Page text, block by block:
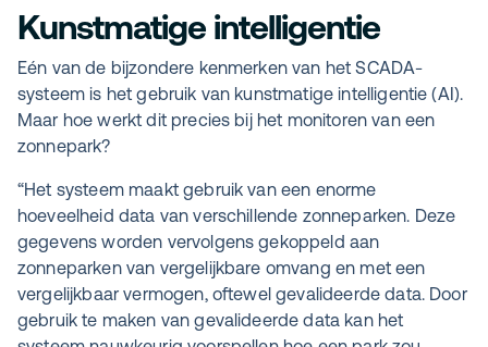
Kunstmatige intelligentie
Eén van de bijzondere kenmerken van het SCADA-
systeem is het gebruik van kunstmatige intelligentie (AI).
Maar hoe werkt dit precies bij het monitoren van een
zonnepark?
“Het systeem maakt gebruik van een enorme
hoeveelheid data van verschillende zonneparken. Deze
gegevens worden vervolgens gekoppeld aan
zonneparken van vergelijkbare omvang en met een
vergelijkbaar vermogen, oftewel gevalideerde data. Door
gebruik te maken van gevalideerde data kan het